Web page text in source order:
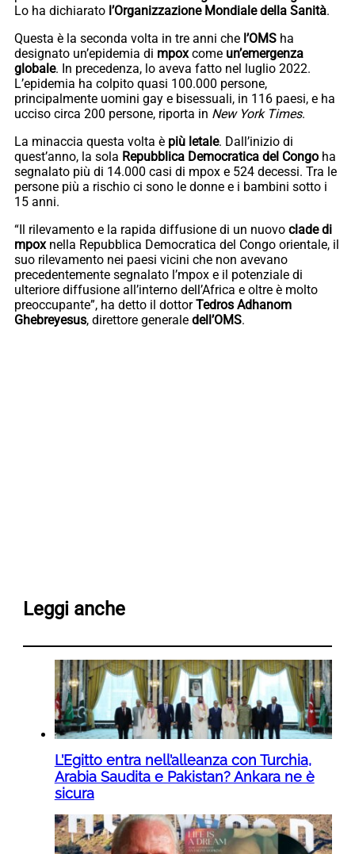
Lo ha dichiarato l’Organizzazione Mondiale della Sanità.
Questa è la seconda volta in tre anni che l’OMS ha
designato un’epidemia di mpoxcome un’emergenza
globale. In precedenza, lo aveva fatto nel luglio 2022.
L’epidemia ha colpito quasi 100.000 persone,
principalmente uomini gay e bisessuali, in 116 paesi, e ha
ucciso circa 200 persone, riporta in New York Times.
La minaccia questa volta è più letale. Dall’inizio di
quest’anno, la sola Repubblica Democratica del Congo ha
segnalato più di 14.000 casi di mpox e 524 decessi. Tra le
persone più a rischio ci sono le donne e i bambini sotto i
15 anni.
“Il rilevamento e la rapida diffusione di un nuovo clade di
mpoxnella Repubblica Democratica del Congo orientale, il
suo rilevamento nei paesi vicini che non avevano
precedentemente segnalato l’mpox e il potenziale di
ulteriore diffusione all’interno dell’Africa e oltre è molto
preoccupante”, ha detto il dottorTedros Adhanom
Ghebreyesus, direttore generale dell’OMS.
Leggi anche
L’Egitto entra nell’alleanza con Turchia,
Arabia Saudita e Pakistan? Ankara ne è
sicura